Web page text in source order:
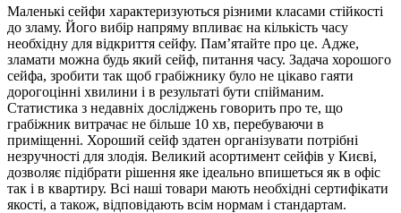
Маленькі сейфи характеризуються різними класами стійкості
до зламу. Його вибір напряму впливає на кількість часу
необхідну для відкриття сейфу. Пам’ятайте про це. Адже,
зламати можна будь який сейф, питання часу. Задача хорошого
сейфа, зробити так щоб грабіжнику було не цікаво гаяти
дорогоцінні хвилини і в результаті бути спійманим.
Статистика з недавніх досліджень говорить про те, що
грабіжник витрачає не більше 10 хв, перебуваючи в
приміщенні. Хороший сейф здатен організувати потрібні
незручності для злодія. Великий асортимент сейфів у Києві,
дозволяє підібрати рішення яке ідеально впишеться як в офіс
так і в квартиру. Всі наші товари мають необхідні сертифікати
якості, а також, відповідають всім нормам і стандартам.